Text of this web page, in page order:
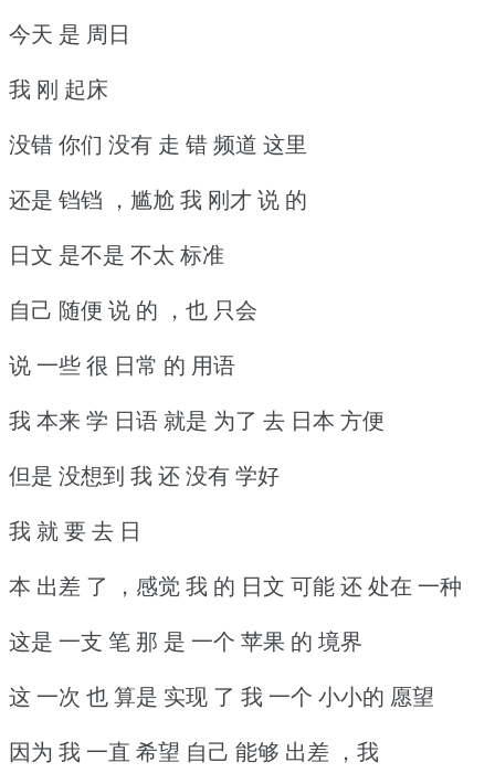
今天 是 周日
我 刚 起床
没错 你们 没有 走 错 频道 这里
还是 铛铛 ，尴尬 我 刚才 说 的
日文 是不是 不太 标准
自己 随便 说 的 ，也 只会
说 一些 很 日常 的 用语
我 本来 学 日语 就是 为了 去 日本 方便
但是 没想到 我 还 没有 学好
我 就 要 去 日
本 出差 了 ，感觉 我 的 日文 可能 还 处在 一种
这是 一支 笔 那 是 一个 苹果 的 境界
这 一次 也 算是 实现 了 我 一个 小小的 愿望
因为 我 一直 希望 自己 能够 出差 ，我